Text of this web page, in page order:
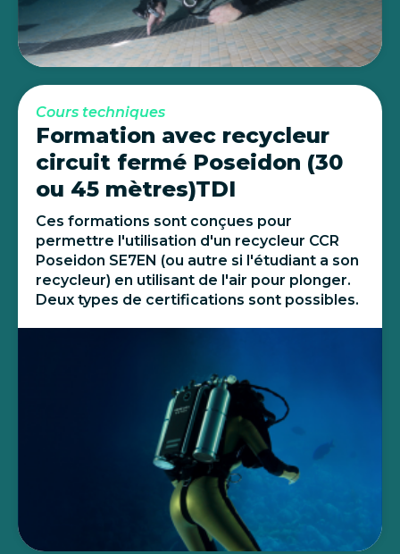
Cours techniques
Formation avec recycleur
circuit fermé Poseidon (30
ou 45 mètres)TDI
Ces formations sont conçues pour
permettre l'utilisation d'un recycleur CCR
Poseidon SE7EN (ou autre si l'étudiant a son
recycleur) en utilisant de l'air pour plonger.
Deux types de certifications sont possibles.